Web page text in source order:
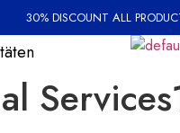
30% DISCOUNT ALL